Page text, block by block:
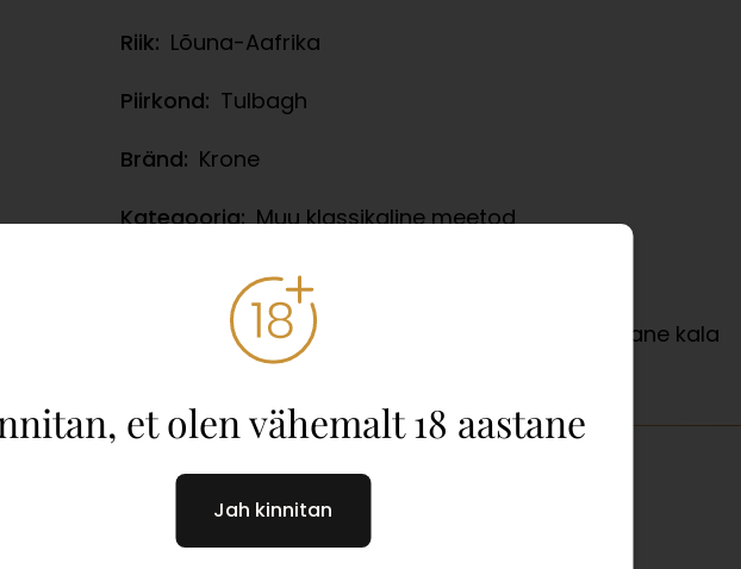
Riik: Lõuna-Aafrika
Piirkond: Tulbagh
Bränd: Krone
Kategooria:Muu klassikaline meetod
Toidusoovitus:Idamaine roog, Mereannid, Rasvane kala
et olen vähemalt 18 aastane
Jah kinnitan